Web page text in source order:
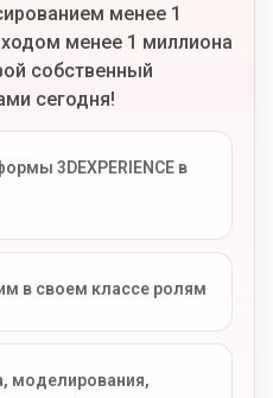
менее 1
менее 1 миллиона
собственный
сегодня!
3DEXPERIENCE в
в своем классе ролям
моделирования,